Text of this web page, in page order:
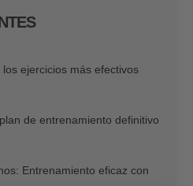
ejercicios más efectivos
de entrenamiento definitivo
Entrenamiento eficaz con